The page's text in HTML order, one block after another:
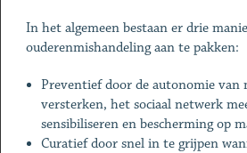
In het algemeen bestaan er drie
ouderenmishandeling aan te pakken:
Preventief door de autonomie van
versterken, het sociaal netwerk
sensibiliseren en bescherming op
Curatief door snel in te grijpen